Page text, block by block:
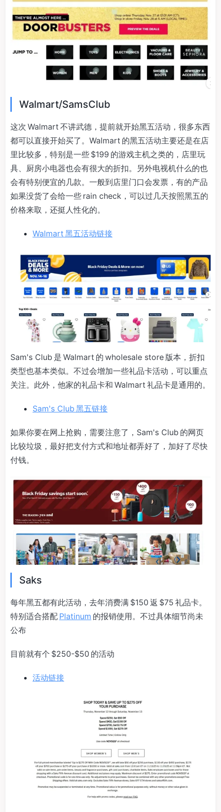
Walmart/SamsClub
这次 Walmart 不讲武德，提前就开始黑五活动，很多东西
都可以直接开始买了。Walmart 的黑五活动主要还是在店
里比较多，特别是一些 $199 的游戏主机之类的，店里玩
具、厨房小电器也会有很大的折扣。另外电视机什么的也
会有特别便宜的几款。一般到店里门口会发票，有的产品
如果没货了会给一些 rain check，可以过几天按照黑五的
价格来取，还挺人性化的。
Walmart 黑五活动链接
Sam's Club 是 Walmart 的 wholesale store 版本，折扣
类型也基本类似。不过会增加一些礼品卡活动，可以重点
关注。此外，他家的礼品卡和 Walmart 礼品卡是通用的。
Sam's Club 黑五链接
如果你要在网上抢购，需要注意了，Sam's Club 的网页
比较垃圾，最好把支付方式和地址都弄好了，加好了尽快
付钱。
Saks
每年黑五都有此活动，去年消费满 $150 返 $75 礼品卡。
特别适合搭配 Platinum 的报销使用。不过具体细节尚未
公布
目前就有个 $250-$50 的活动
活动链接